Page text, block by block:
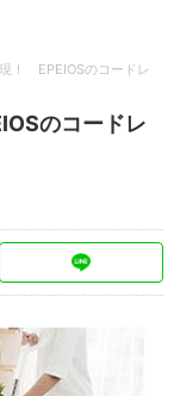
！ EPEIOSのコードレ
のコードレ